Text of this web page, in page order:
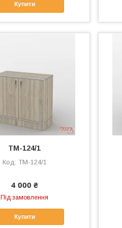
Купити
ТМ-124/1
ТМ-124/1
4 000 ₴
Під замовлення
Купити